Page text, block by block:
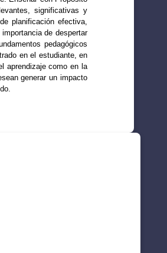
significativas y
planificación efectiva,
de despertar
pedagógicos
en el estudiante, en
aprendizaje como en la
generar un impacto